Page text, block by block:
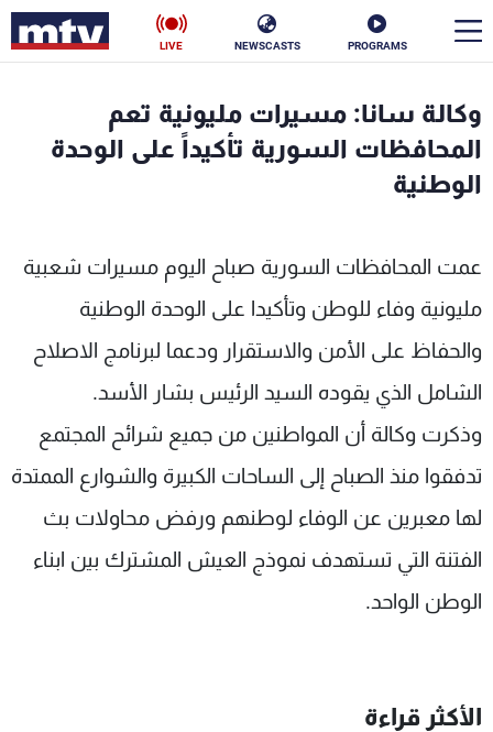
PROGRAMS
NEWSCASTS
LIVE
وكالة سانا: مسيرات مليونية تعم
المحافظات السورية تأكيداً على الوحدة
الوطنية
عمت المحافظات السورية صباح اليوم مسيرات شعبية
مليونية وفاء للوطن وتأكيدا على الوحدة الوطنية
والحفاظ على الأمن والاستقرار ودعما لبرنامج الاصلاح
الشامل الذي يقوده السيد الرئيس بشار الأسد.
وذكرت وكالة أن المواطنين من جميع شرائح المجتمع
تدفقوا منذ الصباح إلى الساحات الكبيرة والشوارع الممتدة
لها معبرين عن الوفاء لوطنهم ورفض محاولات بث
الفتنة التي تستهدف نموذج العيش المشترك بين ابناء
الوطن الواحد.
الأكثر قراءة
الأخبار
سياسة
منوعات رياضة
كأس العالم
جدول البرامج
شاهد البرامج
الترددات
عن MTV